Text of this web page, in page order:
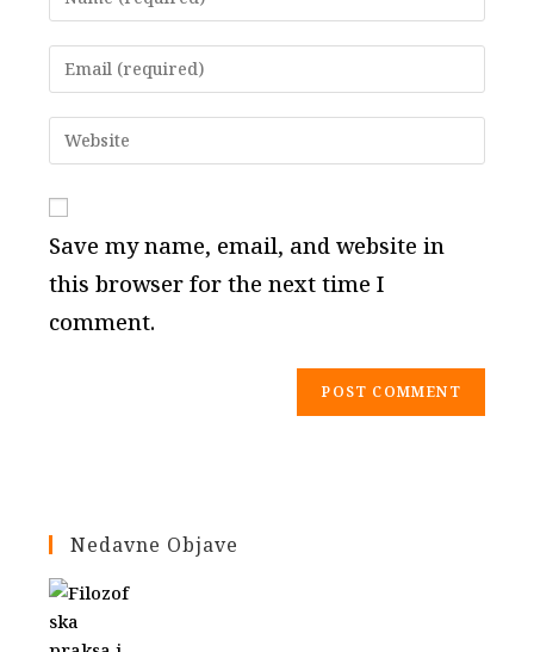
your
name
or
comment
Enter
your
email
address
Enter
your
URL
(optional)
Save my name, email, and website in
this browser for the next time I
comment.
Nedavne Objave